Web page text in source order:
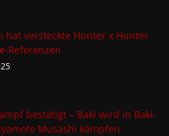
hat versteckte Hunter x Hunter
Referenzen
bestätigt – Baki wird in Baki-
Musashi kämpfen